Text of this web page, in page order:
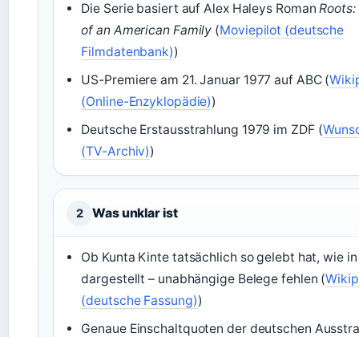
Die Serie basiert auf Alex Haleys RomanRoots:
of an American Family (Moviepilot (deutsche
Filmdatenbank))
US-Premiere am 21. Januar 1977 auf ABC (
(Online-Enzyklopädie))
Deutsche Erstausstrahlung 1979 im ZDF (
(TV-Archiv))
2 Was unklar ist
Ob Kunta Kinte tatsächlich so gelebt hat, wie
dargestellt – unabhängige Belege fehlen (
(deutsche Fassung))
Genaue Einschaltquoten der deutschen